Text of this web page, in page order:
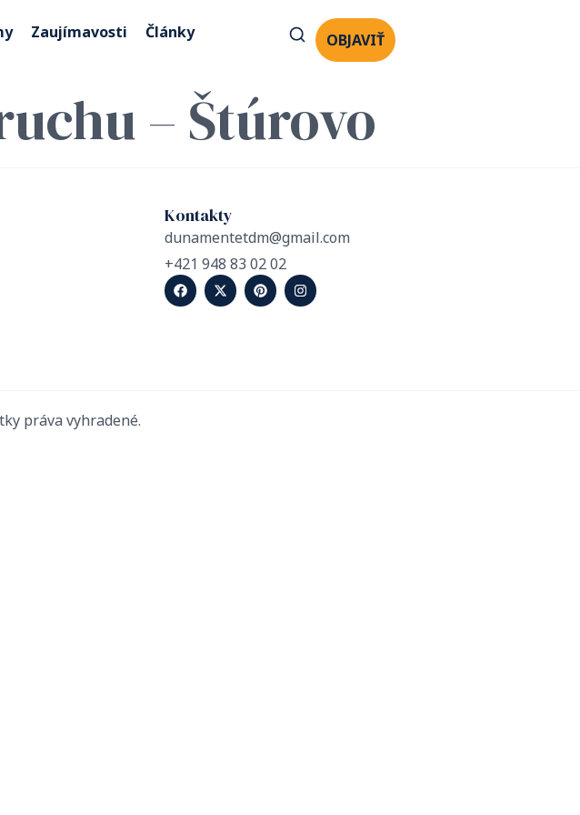
Zaujímavosti Články OBJAVIŤ
– Štúrovo
Kontakty
dunamentetdm@gmail.com
+421 948 83 02 02
práva vyhradené.